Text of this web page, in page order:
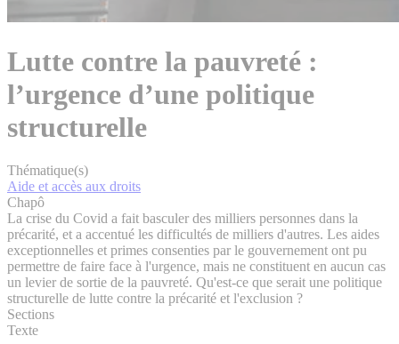
Lutte contre la pauvreté :
l’urgence d’une politique
structurelle
Thématique(s)
Aide et accès aux droits
Chapô
La crise du Covid a fait basculer des milliers personnes dans la
précarité, et a accentué les difficultés de milliers d'autres. Les aides
exceptionnelles et primes consenties par le gouvernement ont pu
permettre de faire face à l'urgence, mais ne constituent en aucun cas
un levier de sortie de la pauvreté. Qu'est-ce que serait une politique
structurelle de lutte contre la précarité et l'exclusion ?
Sections
Texte